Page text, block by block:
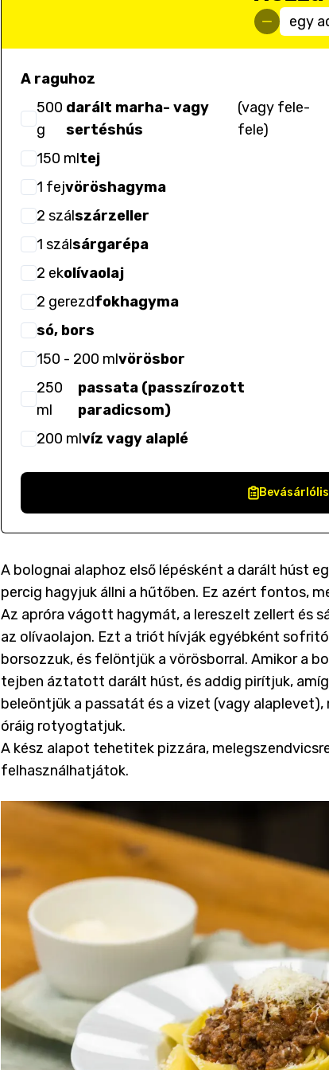
egy
A raguhoz
500
g
darált marha- vagy
sertéshús
(vagy fele-
fele)
150 mltej
1 fejvöröshagyma
2 szálszárzeller
1 szálsárgarépa
2 ekolívaolaj
2 gerezdfokhagyma
só, bors
150 - 200 mlvörösbor
250
ml
passata (passzírozott
paradicsom)
200 mlvíz vagy alaplé
A bolognai alaphoz első lépésként a darált húst
percig hagyjuk állni a hűtőben. Ez azért fontos,
Az apróra vágott hagymát, a lereszelt zellert és
az olívaolajon. Ezt a triót hívják egyébként
borsozzuk, és felöntjük a vörösborral. Amikor a
tejben áztatott darált húst, és addig pirítjuk,
beleöntjük a passatát és a vizet (vagy
óráig rotyogtatjuk.
A kész alapot tehetitek pizzára,
felhasználhatjátok.